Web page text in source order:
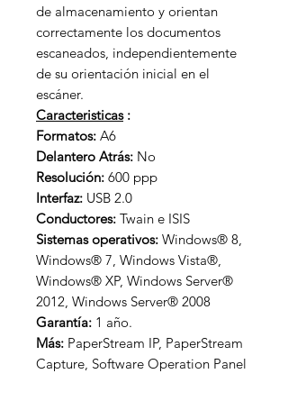
de almacenamiento y orientan
correctamente los documentos
escaneados, independientemente
de su orientación inicial en el
escáner.
Caracteristicas:
Formatos: A6
Delantero Atrás: No
Resolución: 600 ppp
Interfaz: USB 2.0
Conductores: Twain e ISIS
Sistemas operativos: Windows® 8,
Windows® 7, Windows Vista®,
Windows® XP, Windows Server®
2012, Windows Server® 2008
Garantía: 1 año.
Más: PaperStream IP, PaperStream
Capture, Software Operation Panel